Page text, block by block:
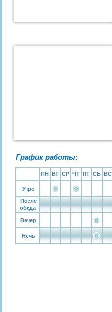
График работы:
ПН ВТ СР ЧТ ПТ СБ ВС
Утро
После
обеда
Вечер
Ночь